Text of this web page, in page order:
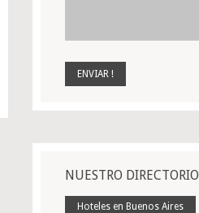
NUESTRO DIRECTORIO
Hoteles en Buenos Aires